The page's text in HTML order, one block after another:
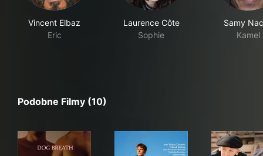
Vincent Elbaz
Eric
Laurence Côte
Sophie
Samy
Kamel
Podobne Filmy (10)